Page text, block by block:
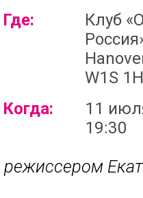
Где:
Клуб
W1S
Когда:
11
19:30